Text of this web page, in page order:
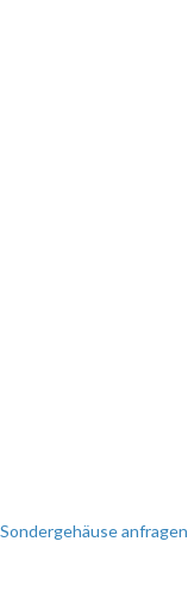
Sondergehäuse anfragen